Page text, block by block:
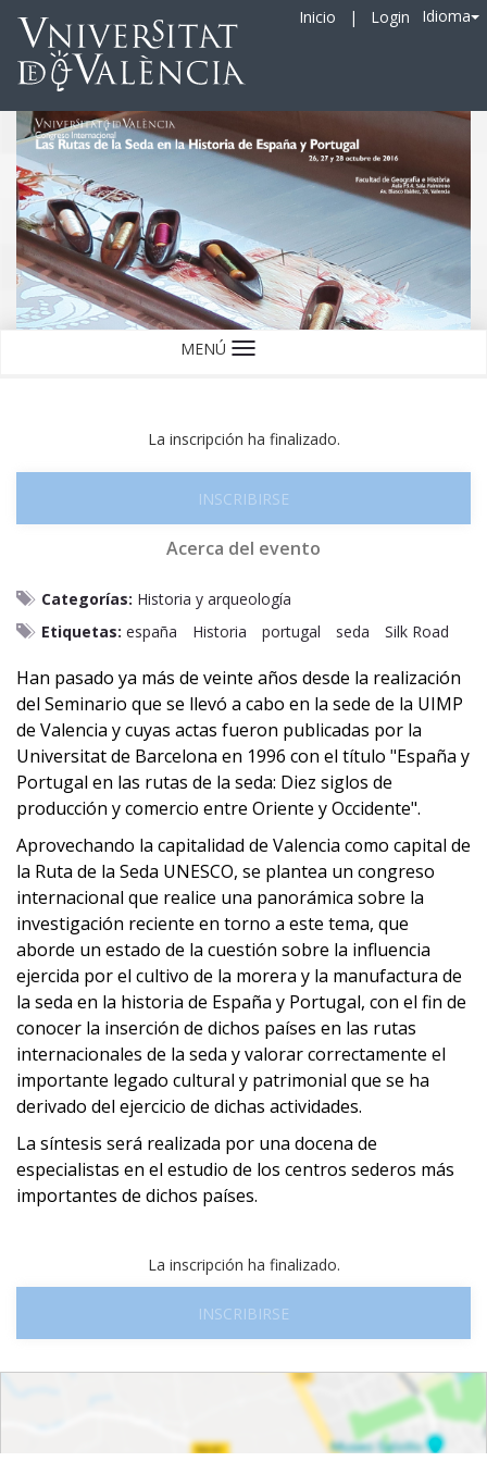
Inicio | Login Idioma
MENÚ Idioma
La inscripción ha finalizado.
INSCRIBIRSE
Acerca del evento
Categorías: Historia y arqueología
Etiquetas: españa Historia portugal seda Silk Road
Han pasado ya más de veinte años desde la realización
del Seminario que se llevó a cabo en la sede de la UIMP
de Valencia y cuyas actas fueron publicadas por la
Universitat de Barcelona en 1996 con el título "España y
Portugal en las rutas de la seda: Diez siglos de
producción y comercio entre Oriente y Occidente".
Aprovechando la capitalidad de Valencia como capital de
la Ruta de la Seda UNESCO, se plantea un congreso
internacional que realice una panorámica sobre la
investigación reciente en torno a este tema, que
aborde un estado de la cuestión sobre la influencia
ejercida por el cultivo de la morera y la manufactura de
la seda en la historia de España y Portugal, con el fin de
conocer la inserción de dichos países en las rutas
internacionales de la seda y valorar correctamente el
importante legado cultural y patrimonial que se ha
derivado del ejercicio de dichas actividades.
La síntesis será realizada por una docena de
especialistas en el estudio de los centros sederos más
importantes de dichos países.
La inscripción ha finalizado.
INSCRIBIRSE